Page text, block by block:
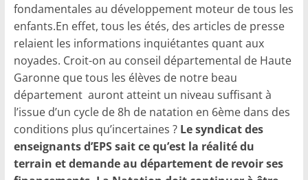
fondamentales au développement moteur de tous les
enfants.En effet, tous les étés, des articles de presse
relaient les informations inquiétantes quant aux
noyades. Croit-on au conseil départemental de Haute
Garonne que tous les élèves de notre beau
département auront atteint un niveau suffisant à
l’issue d’un cycle de 8h de natation en 6ème dans des
conditions plus qu’incertaines ? Le syndicat des
enseignants d’EPS sait ce qu’est la réalité du
terrain et demande au département de revoir ses